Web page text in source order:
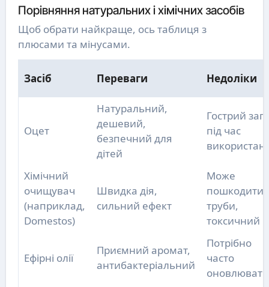
Порівняння натуральних і хімічних засобів
Щоб обрати найкраще, ось таблиця з
плюсами та мінусами.
Засіб Переваги Недоліки
Оцет
Натуральний,
дешевий,
безпечний для
дітей
Гострий
під час
Хімічний
очищувач
(наприклад,
Domestos)
Швидка дія,
сильний ефект
Може
пошкодити
труби,
токсичний
Ефірні олії
Приємний аромат,
антибактеріальний
Потрібно
часто
оновлювати